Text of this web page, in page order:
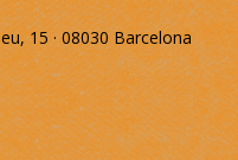
15 · 08030 Barcelona